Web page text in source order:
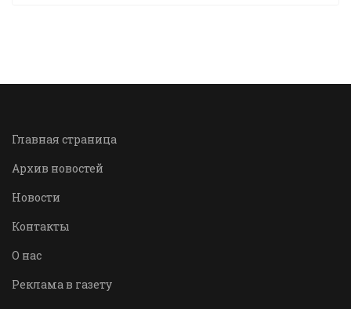
Главная страница
Архив новостей
Новости
Контакты
О нас
Реклама в газету